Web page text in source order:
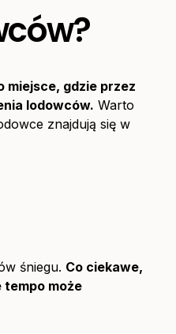
gdzie przez
lodowców. Warto
znajdują się w
śniegu. Co ciekawe,
może